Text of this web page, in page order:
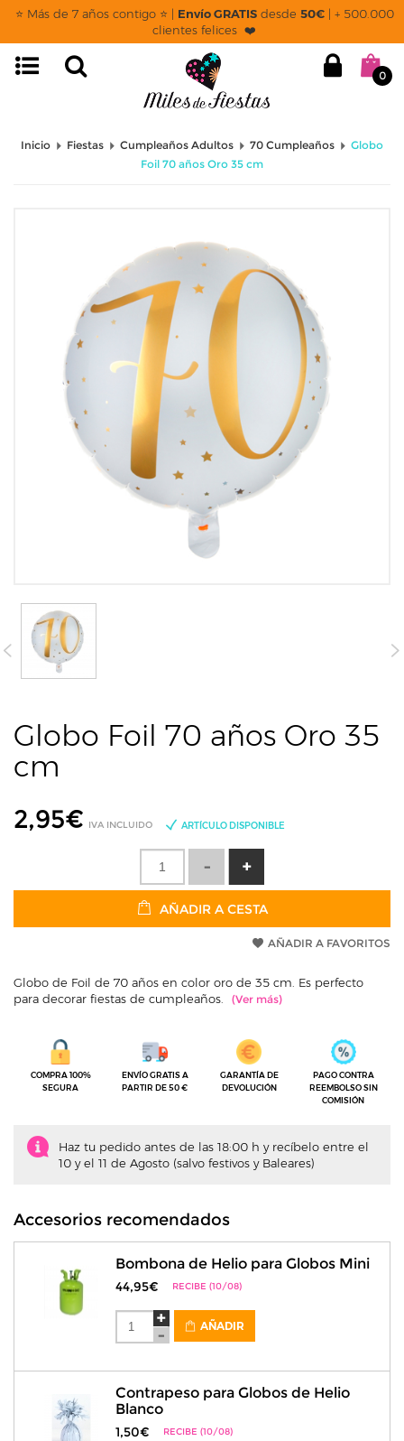
⭐ Más de 7 años contigo ⭐ | Envío GRATISdesde 50€| + 500.000
clientes felices ❤️
0
Inicio Fiestas Cumpleaños Adultos 70 Cumpleaños
Globo
Foil 70 años Oro 35 cm
Globo Foil 70 años Oro 35
cm
2,95€ IVA INCLUIDO ARTÍCULO DISPONIBLE
AÑADIR A CESTA
AÑADIR A FAVORITOS
Globo de Foil de 70 años en color oro de 35 cm. Es perfecto
para decorar fiestas de cumpleaños.
COMPRA 100%
SEGURA
ENVÍO GRATIS A
PARTIR DE 50 €
GARANTÍA DE
DEVOLUCIÓN
PAGO CONTRA
REEMBOLSO SIN
COMISIÓN
Haz tu pedido antes de las 18:00 h y recíbelo entre el
10 y el 11 de Agosto (salvo festivos y Baleares)
Accesorios recomendados
Bombona de Helio para Globos Mini
44,95€ RECIBE (10/08)
AÑADIR
Contrapeso para Globos de Helio
Blanco
1,50€ RECIBE (10/08)